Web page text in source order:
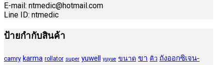
E-mail: ntmedic@hotmail.com
Line ID: ntmedic
ป้ายกำกับสินค้า
camry karma rollator super yuwell yuyue ขนาด ขา คิว ถังออกซิเจน-